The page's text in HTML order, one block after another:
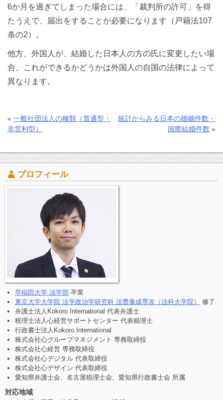
6か月を過ぎてしまった場合には、「裁判所の許可」を得
たうえで、届出をすることが必要になります（戸籍法107
条の2）。
他方、外国人が、結婚した日本人の方の氏に変更したい場
合、これができるかどうかは外国人の自国の法律によって
異なります。
« 一般社団法人の種類（普通型・
非営利型）
統計からみる日本の婚姻件数・
国際結婚件数 »
プロフィール
早稲田大学 法学部 卒業
東京大学大学院 法学政治学研究科 法曹養成専攻（法科大学院）
修了
弁護士法人Kokoro International 代表弁護士
税理士法人心経営サポートセンター 代表税理士
行政書士法人Kokoro International
株式会社心グループマネジメント 専務取締役
株式会社心経営 専務取締役
株式会社心デジタル 代表取締役
株式会社心デザイン 代表取締役
愛知県弁護士会、名古屋税理士会、愛知県行政書士会 所属
対応地域